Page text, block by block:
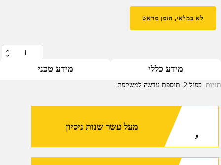
של
לא במלאי, הזמן מראש
מידע כללי מידע טכני
תגיות: כפול 2 תוספת עדשה למשקפת
מעל עשר שנות ניסיון